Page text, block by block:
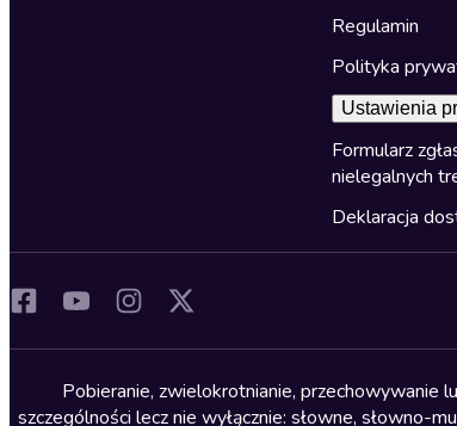
Regulamin
Polityka
Ustawienia
Formularz
nielegalnych
Deklaracja
Pobieranie, zwielokrotnianie, przechowywanie
szczególności lecz nie wyłącznie: słowne, słowno-